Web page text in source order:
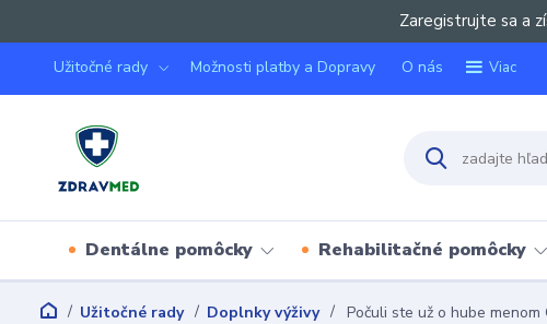
Zaregistrujte sa a
Užitočné rady Možnosti platby a Dopravy O nás Viac
Dentálne pomôcky Rehabilitačné pomôcky
Užitočné rady Doplnky výživy Počuli ste už o hube